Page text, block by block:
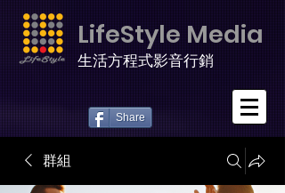
LifeStyle Media
生活方程式影音行銷
Share
群組